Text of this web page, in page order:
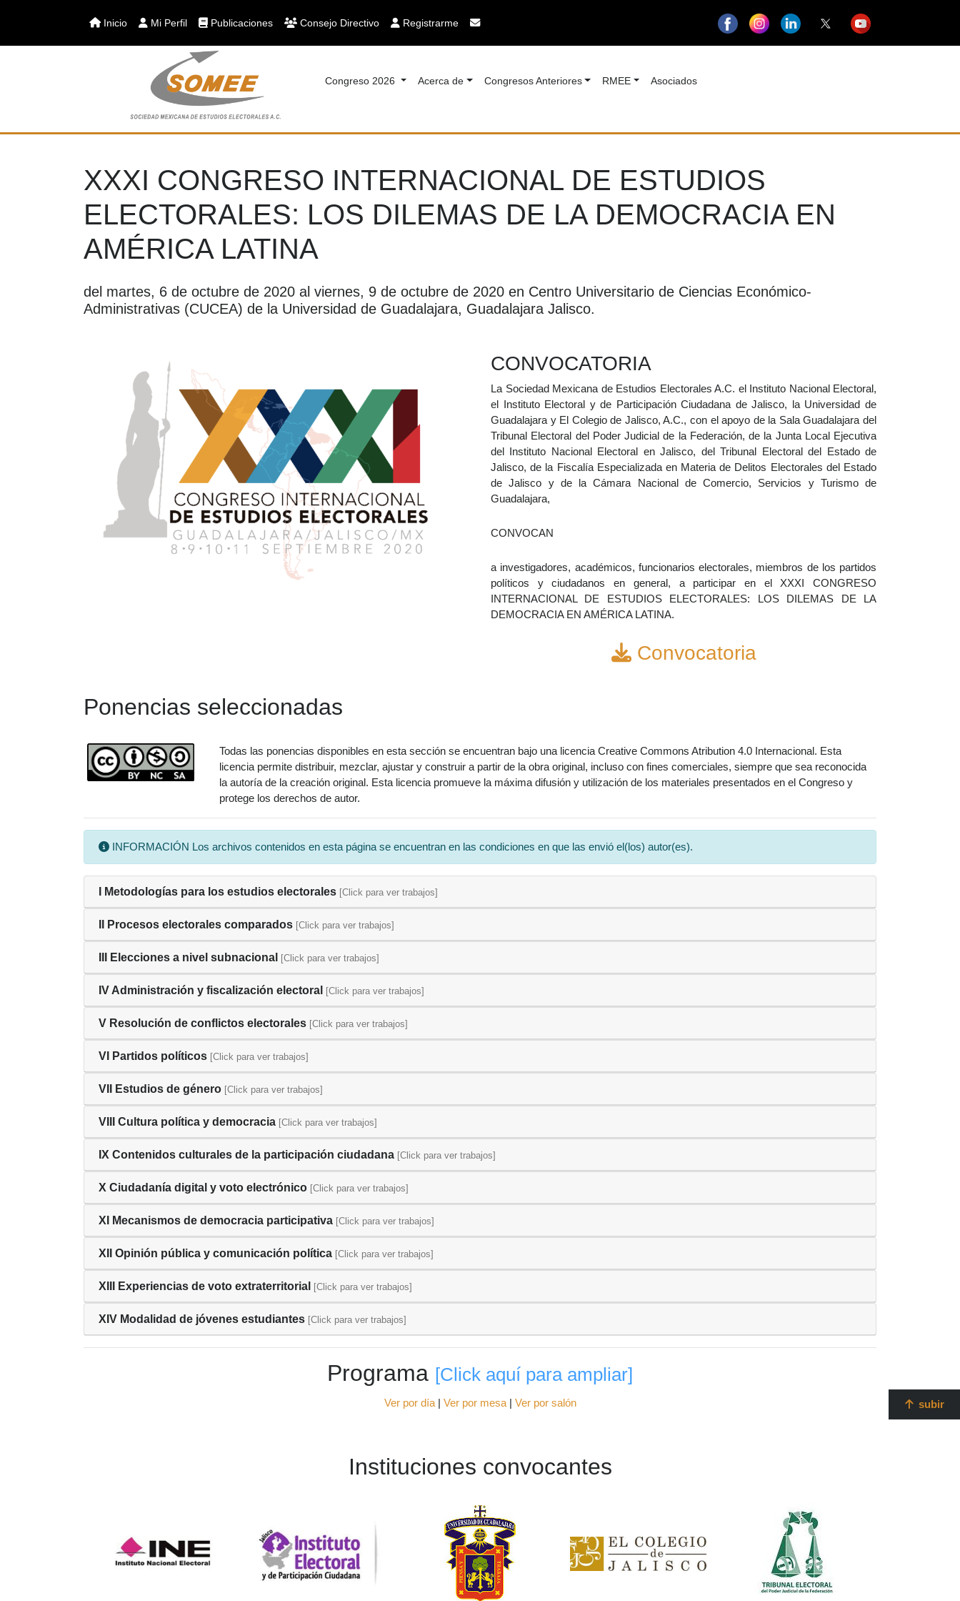
Inicio Mi Perfil Publicaciones Consejo Directivo Registrarme
Congreso 2026 Acerca de Congresos Anteriores RMEE Asociados
XXXI CONGRESO INTERNACIONAL DE ESTUDIOS
ELECTORALES: LOS DILEMAS DE LA DEMOCRACIA EN
AMÉRICA LATINA
del martes, 6 de octubre de 2020 al viernes, 9 de octubre de 2020 en Centro Universitario de Ciencias Económico-
Administrativas (CUCEA) de la Universidad de Guadalajara, Guadalajara Jalisco.
CONVOCATORIA
La Sociedad Mexicana de Estudios Electorales A.C. el Instituto Nacional Electoral,
el Instituto Electoral y de Participación Ciudadana de Jalisco, la Universidad de
Guadalajara y El Colegio de Jalisco, A.C., con el apoyo de la Sala Guadalajara del
Tribunal Electoral del Poder Judicial de la Federación, de la Junta Local Ejecutiva
del Instituto Nacional Electoral en Jalisco, del Tribunal Electoral del Estado de
Jalisco, de la Fiscalía Especializada en Materia de Delitos Electorales del Estado
de Jalisco y de la Cámara Nacional de Comercio, Servicios y Turismo de
Guadalajara,
CONVOCAN
a investigadores, académicos, funcionarios electorales, miembros de los partidos
políticos y ciudadanos en general, a participar en el XXXI CONGRESO
INTERNACIONAL DE ESTUDIOS ELECTORALES: LOS DILEMAS DE LA
DEMOCRACIA EN AMÉRICA LATINA.
Convocatoria
Ponencias seleccionadas
Todas las ponencias disponibles en esta sección se encuentran bajo una licencia Creative Commons Atribution 4.0 Internacional. Esta
licencia permite distribuir, mezclar, ajustar y construir a partir de la obra original, incluso con fines comerciales, siempre que sea reconocida
la autoría de la creación original. Esta licencia promueve la máxima difusión y utilización de los materiales presentados en el Congreso y
protege los derechos de autor.
INFORMACIÓN Los archivos contenidos en esta página se encuentran en las condiciones en que las envió el(los) autor(es).
I Metodologías para los estudios electorales [Click para ver trabajos]
II Procesos electorales comparados [Click para ver trabajos]
III Elecciones a nivel subnacional [Click para ver trabajos]
IV Administración y fiscalización electoral [Click para ver trabajos]
V Resolución de conflictos electorales [Click para ver trabajos]
VI Partidos políticos [Click para ver trabajos]
VII Estudios de género [Click para ver trabajos]
VIII Cultura política y democracia [Click para ver trabajos]
IX Contenidos culturales de la participación ciudadana [Click para ver trabajos]
X Ciudadanía digital y voto electrónico [Click para ver trabajos]
XI Mecanismos de democracia participativa [Click para ver trabajos]
XII Opinión pública y comunicación política [Click para ver trabajos]
XIII Experiencias de voto extraterritorial [Click para ver trabajos]
XIV Modalidad de jóvenes estudiantes [Click para ver trabajos]
Programa [Click aquí para ampliar]
Ver por día| Ver por mesa| Ver por salón
Instituciones convocantes
subir